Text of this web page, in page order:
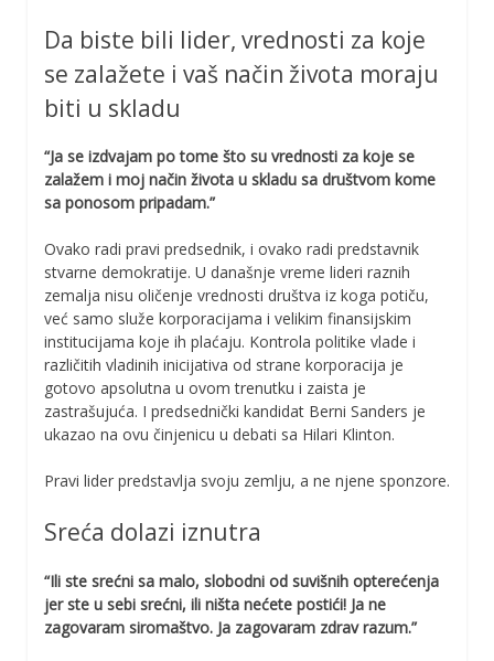
Da biste bili lider, vrednosti za koje
se zalažete i vaš način života moraju
biti u skladu
“Ja se izdvajam po tome što su vrednosti za koje se
zalažem i moj način života u skladu sa društvom kome
sa ponosom pripadam.”
Ovako radi pravi predsednik, i ovako radi predstavnik
stvarne demokratije. U današnje vreme lideri raznih
zemalja nisu oličenje vrednosti društva iz koga potiču,
već samo služe korporacijama i velikim finansijskim
institucijama koje ih plaćaju. Kontrola politike vlade i
različitih vladinih inicijativa od strane korporacija je
gotovo apsolutna u ovom trenutku i zaista je
zastrašujuća. I predsednički kandidat Berni Sanders je
ukazao na ovu činjenicu u debati sa Hilari Klinton.
Pravi lider predstavlja svoju zemlju, a ne njene sponzore.
Sreća dolazi iznutra
“Ili ste srećni sa malo, slobodni od suvišnih opterećenja
jer ste u sebi srećni, ili ništa nećete postići! Ja ne
zagovaram siromaštvo. Ja zagovaram zdrav razum.”